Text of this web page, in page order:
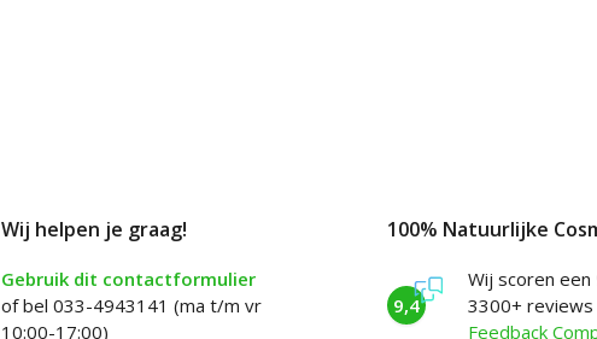
Wij helpen je graag!
Gebruik dit contactformulier
of bel 033-4943141 (ma t/m vr
10:00-17:00)
100% Natuurlijke
9,4
Wij scoren een
3300+ reviews
Feedback